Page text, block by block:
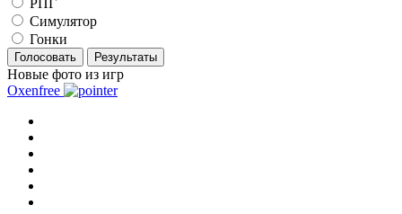
Симулятор
Гонки
Голосовать Результаты
Новые фото из игр
Oxenfree